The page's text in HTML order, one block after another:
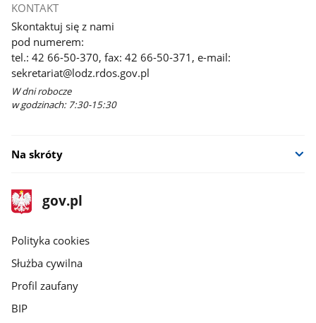
KONTAKT
Skontaktuj się z nami
pod numerem:
tel.: 42 66-50-370, fax: 42 66-50-371, e-mail:
sekretariat@lodz.rdos.gov.pl
W dni robocze
w godzinach: 7:30-15:30
Na skróty
stopka
gov.pl
Strona
gov.pl
gov.pl
Polityka cookies
Służba cywilna
Profil zaufany
BIP